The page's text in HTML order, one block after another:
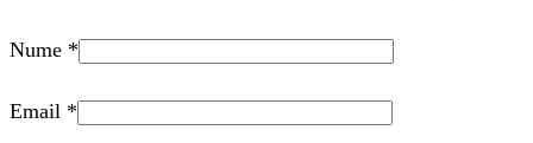
Nume *
Email *